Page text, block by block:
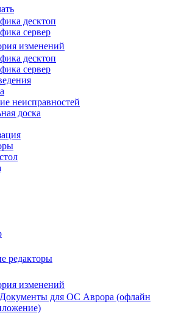
десктоп
сервер
изменений
десктоп
сервер
неисправностей
доска
редакторы
изменений
для ОС Аврора (офлайн